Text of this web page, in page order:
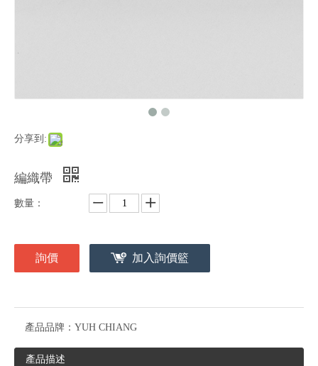
分享到:
編織帶
數量：
詢價 加入詢價籃
產品品牌： YUH CHIANG
產品描述